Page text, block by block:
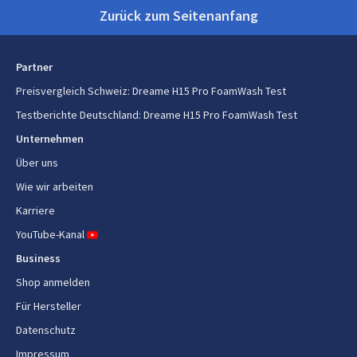
Rollenbürste,
1xReinigungslösung, 1x
Zurück zum Seitenanfang
Partner
Preisvergleich Schweiz: Dreame H15 Pro FoamWash Test
Testberichte Deutschland: Dreame H15 Pro FoamWash Test
Unternehmen
Über uns
Wie wir arbeiten
Karriere
YouTube-Kanal
Business
Shop anmelden
Für Hersteller
Datenschutz
Impressum